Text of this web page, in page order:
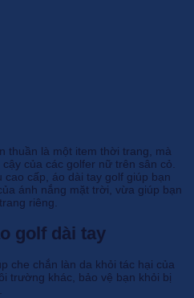
thuần là một item thời trang, mà
của các golfer nữ trên sân cỏ.
cấp, áo dài tay golf giúp bạn
ánh nắng mặt trời, vừa giúp bạn
riêng.
golf dài tay
che chắn làn da khỏi tác hại của
trường khác, bảo vệ bạn khỏi bị